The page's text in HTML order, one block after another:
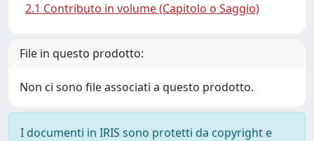
2.1 Contributo in volume (Capitolo o Saggio)
File in questo prodotto:
Non ci sono file associati a questo prodotto.
I documenti in IRIS sono protetti da copyright e